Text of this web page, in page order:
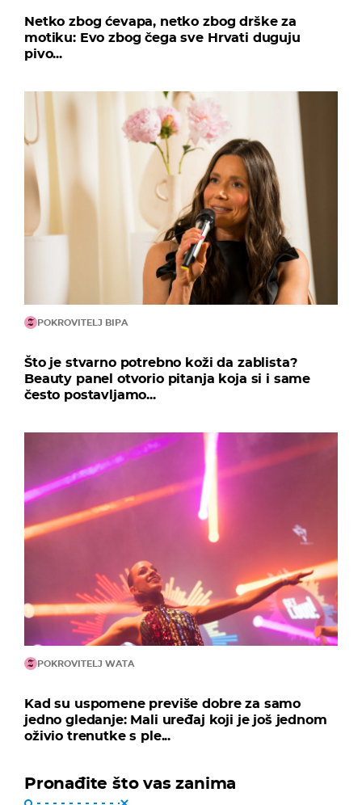
Netko zbog ćevapa, netko zbog drške za
motiku: Evo zbog čega sve Hrvati duguju
pivo...
POKROVITELJ BIPA
Što je stvarno potrebno koži da zablista?
Beauty panel otvorio pitanja koja si i same
često postavljamo...
POKROVITELJ WATA
Kad su uspomene previše dobre za samo
jedno gledanje: Mali uređaj koji je još jednom
oživio trenutke s ple...
Pronađite što vas zanima